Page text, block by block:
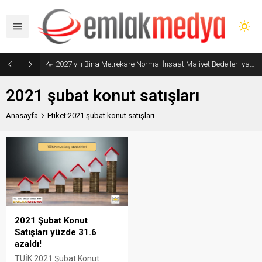
2027 yılı Bina Metrekare Normal İnşaat Maliyet Bedelleri yayımlandı
2021 şubat konut satışları
Anasayfa Etiket:2021 şubat konut satışları
2021 Şubat Konut
Satışları yüzde 31.6
azaldı!
TÜİK 2021 Şubat Konut